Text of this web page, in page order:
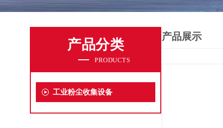
产品分类
PRODUCTS
工业粉尘收集设备
产品展示